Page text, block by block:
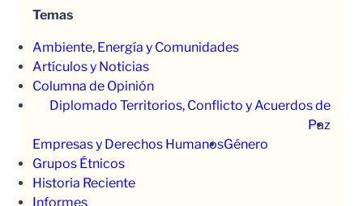
Temas
Ambiente, Energía y Comunidades
Artículos y Noticias
Columna de Opinión
Diplomado Territorios, Conflicto y Acuerdos de
Paz
Empresas y Derechos HumanosGénero
Grupos Étnicos
Historia Reciente
Informes